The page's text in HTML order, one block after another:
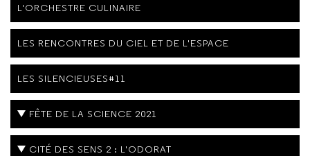
L'ORCHESTRE CULINAIRE
LES RENCONTRES DU CIEL ET DE L'ESPACE
LES SILENCIEUSES#11
FÊTE DE LA SCIENCE 2021
CITÉ DES SENS 2 : L'ODORAT